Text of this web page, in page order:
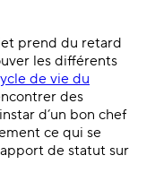
prend du retard
les différents
de vie du
des
d’un bon chef
ce qui se
de statut sur